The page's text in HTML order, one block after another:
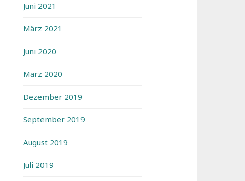
Juni 2021
März 2021
Juni 2020
März 2020
Dezember 2019
September 2019
August 2019
Juli 2019